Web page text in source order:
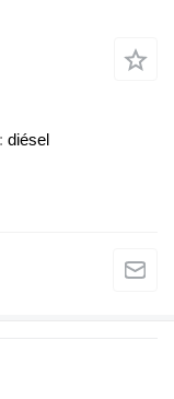
diésel